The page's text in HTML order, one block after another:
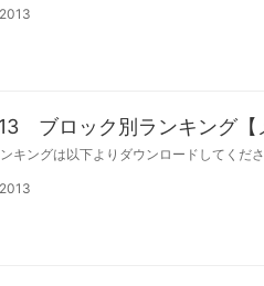
ブロック別ランキング【
キングは以下よりダウンロードしてくだ